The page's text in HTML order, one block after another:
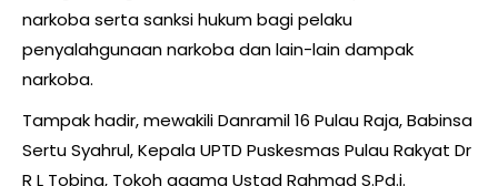
narkoba serta sanksi hukum bagi pelaku
penyalahgunaan narkoba dan lain-lain dampak
narkoba.
Tampak hadir, mewakili Danramil 16 Pulau Raja, Babinsa
Sertu Syahrul, Kepala UPTD Puskesmas Pulau Rakyat Dr
R L Tobing, Tokoh agama Ustad Rahmad S.Pd.i.